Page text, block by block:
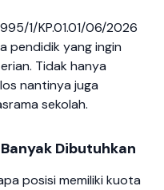
1/KP.01.01/06/2026
pendidik yang ingin
Tidak hanya
nantinya juga
sekolah.
Dibutuhkan
posisi memiliki kuota